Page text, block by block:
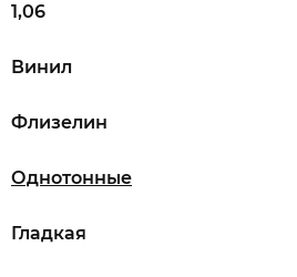
1,06
Однотонные
Флизелин
Винил
Гладкая